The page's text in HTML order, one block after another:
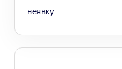
неявку